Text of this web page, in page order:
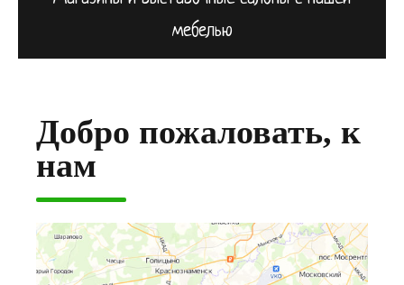
мебелью
Добро пожаловать, к
нам